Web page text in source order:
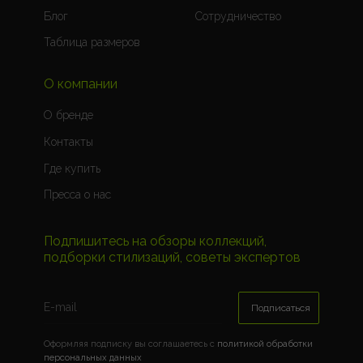
Сотрудничество
Блог
О компании
Таблица размеров
О бренде
Контакты
Где купить
Пресса о нас
Подпишитесь на обзоры коллекций,
подборки стилизаций, советы экспертов
Оформляя подписку вы соглашаетесь c политикой обработки
персональных данных
Подписаться